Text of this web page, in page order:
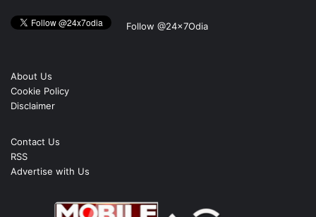
Follow @24x7Odia
About Us
Cookie Policy
Disclaimer
Contact Us
RSS
Advertise with Us